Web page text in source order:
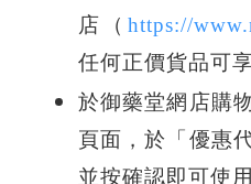
店（ https://
任何正價貨品可
於御藥堂網店購
頁面，於「優惠
並按確認即可使用